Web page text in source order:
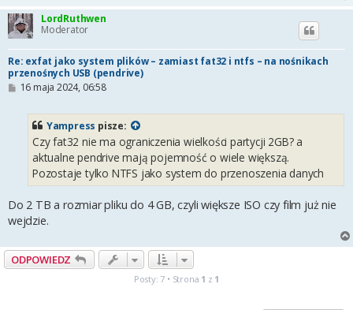
LordRuthwen
Moderator
Re: exfat jako system plików – zamiast fat32 i ntfs – na nośnikach
przenośnych USB (pendrive)
P16 maja 2024, 06:58
Yampress pisze:
Czy fat32 nie ma ograniczenia wielkości partycji 2GB? a
aktualne pendrive mają pojemność o wiele większą.
Pozostaje tylko NTFS jako system do przenoszenia danych
Do 2 TB a rozmiar pliku do 4 GB, czyli większe ISO czy film już nie
wejdzie.
ODPOWIEDZ
Posty: 7 • Strona 1 z 1